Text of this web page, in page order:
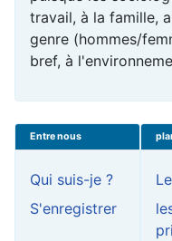
travail, à la famille,
genre (hommes/
bref, à l'
Entre nous
Qui suis-je ?
S'enregistrer